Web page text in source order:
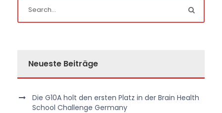
Neueste Beiträge
Die G10A holt den ersten Platz in der Brain Health
School Challenge Germany